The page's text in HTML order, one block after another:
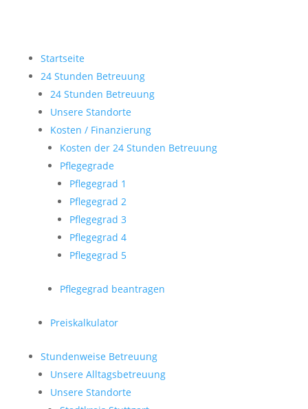
Startseite
24 Stunden Betreuung
24 Stunden Betreuung
Unsere Standorte
Kosten / Finanzierung
Kosten der 24 Stunden Betreuung
Pflegegrade
Pflegegrad 1
Pflegegrad 2
Pflegegrad 3
Pflegegrad 4
Pflegegrad 5
Pflegegrad beantragen
Preiskalkulator
Stundenweise Betreuung
Unsere Alltagsbetreuung
Unsere Standorte